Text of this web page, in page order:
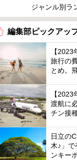
ジャンル別ラ
編集部ピックアッ
【
旅行の
とめ。
【
渡航に
チン接
日立の
木♪」
ンキー